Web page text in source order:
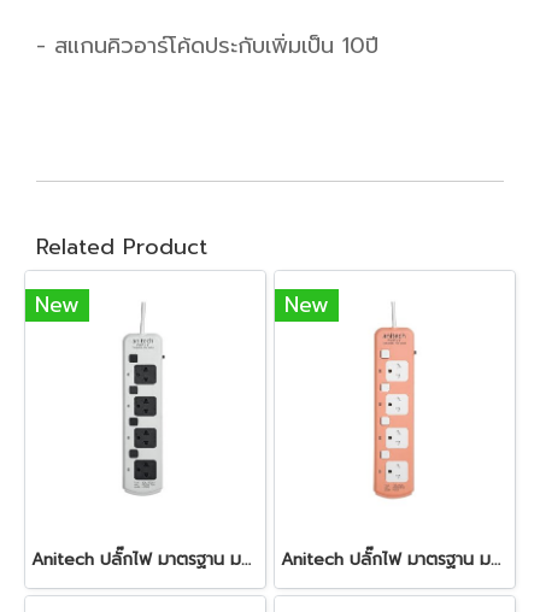
- สแกนคิวอาร์โค้ดประกับเพิ่มเป็น 10ปี
Related Product
New
Anitech ปลั๊กไฟ มาตรฐาน มอก. 4ช่อง 4สวิตซ์ รุ่น H3334 White
New
Anitech ปลั๊กไฟ มาตรฐาน มอก. 4ช่อง 4สวิตซ์ รุ่น H3334 Pink